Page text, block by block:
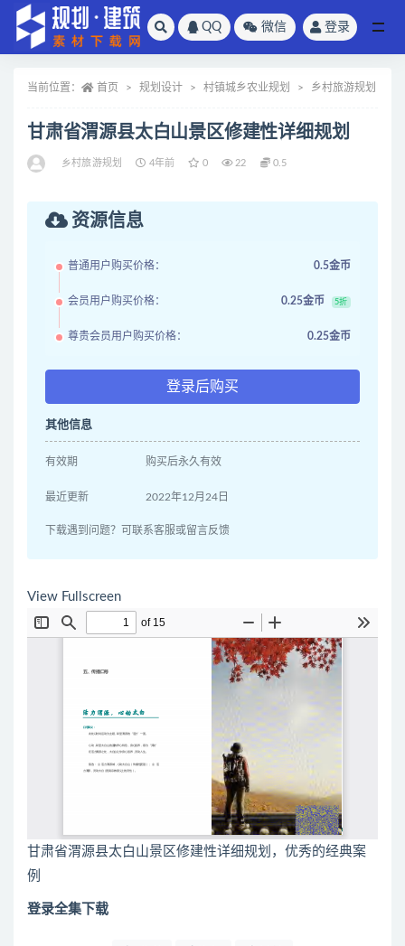
QQ 微信 登录
当前位置： 首页 规划设计 村镇城乡农业规划 乡村旅游规划
甘肃省渭源县太白山景区修建性详细规划
乡村旅游规划 4年前 0 22 0.5
资源信息
普通用户购买价格： 0.5金币
会员用户购买价格： 0.25金币 5折
尊贵会员用户购买价格： 0.25金币
登录后购买
其他信息
有效期 购买后永久有效
最近更新 2022年12月24日
下载遇到问题？可联系客服或留言反馈
View Fullscreen
甘肃省渭源县太白山景区修建性详细规划，优秀的经典案
例
登录全集下载
全部